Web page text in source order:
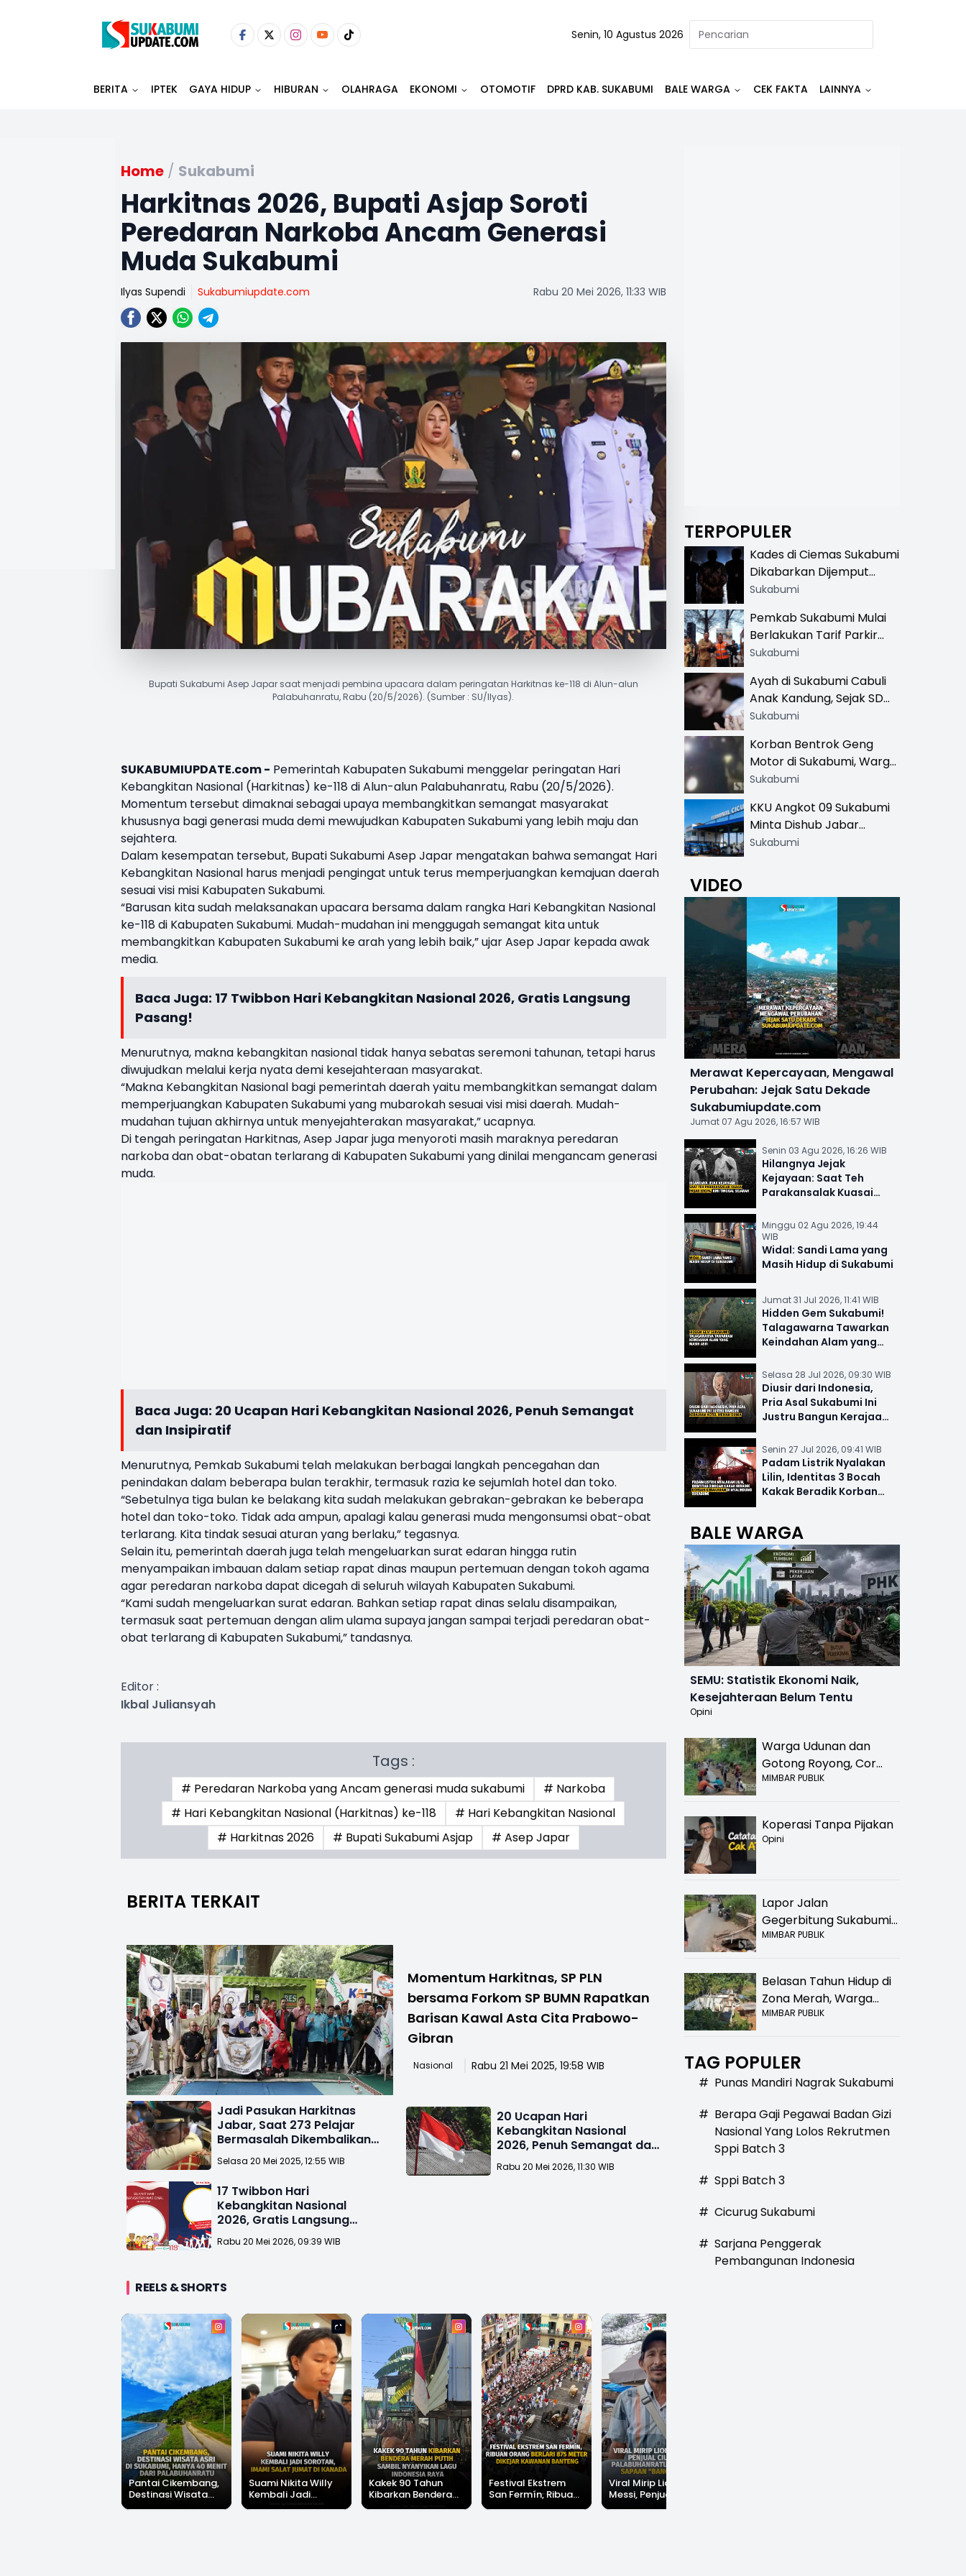
Senin, 10 Agustus 2026
BERITA IPTEK GAYA HIDUP HIBURAN OLAHRAGA EKONOMI OTOMOTIF DPRD KAB. SUKABUMI BALE WARGA CEK FAKTA LAINNYA
Home / Sukabumi
Harkitnas 2026, Bupati Asjap Soroti
Peredaran Narkoba Ancam Generasi
Muda Sukabumi
Ilyas Supendi Sukabumiupdate.com Rabu 20 Mei 2026, 11:33 WIB
Bupati Sukabumi Asep Japar saat menjadi pembina upacara dalam peringatan Harkitnas ke-118 di Alun-alun
Palabuhanratu, Rabu (20/5/2026). (Sumber : SU/Ilyas).
SUKABUMIUPDATE.com - Pemerintah Kabupaten Sukabumi menggelar peringatan Hari
Kebangkitan Nasional (Harkitnas) ke-118 di Alun-alun Palabuhanratu, Rabu (20/5/2026).
Momentum tersebut dimaknai sebagai upaya membangkitkan semangat masyarakat
khususnya bagi generasi muda demi mewujudkan Kabupaten Sukabumi yang lebih maju dan
sejahtera.
Dalam kesempatan tersebut, Bupati SukabumiAsep Japar mengatakan bahwa semangat Hari
Kebangkitan Nasional harus menjadi pengingat untuk terus memperjuangkan kemajuan daerah
sesuai visi misi Kabupaten Sukabumi.
“Barusan kita sudah melaksanakan upacara bersama dalam rangka Hari Kebangkitan Nasional
ke-118 di Kabupaten Sukabumi. Mudah-mudahan ini menggugah semangat kita untuk
membangkitkan Kabupaten Sukabumi ke arah yang lebih baik,” ujar Asep Japar kepada awak
media.
Baca Juga: 17 Twibbon Hari Kebangkitan Nasional 2026, Gratis Langsung
Pasang!
Menurutnya, makna kebangkitan nasional tidak hanya sebatas seremoni tahunan, tetapi harus
diwujudkan melalui kerja nyata demi kesejahteraan masyarakat.
“Makna Kebangkitan Nasional bagi pemerintah daerah yaitu membangkitkan semangat dalam
memperjuangkan Kabupaten Sukabumi yang mubarokah sesuai visi misi daerah. Mudah-
mudahan tujuan akhirnya untuk menyejahterakan masyarakat,” ucapnya.
Di tengah peringatan Harkitnas, Asep Japar juga menyoroti masih maraknya peredaran
narkoba dan obat-obatan terlarang di Kabupaten Sukabumi yang dinilai mengancam generasi
muda.
Baca Juga: 20 Ucapan Hari Kebangkitan Nasional 2026, Penuh Semangat
dan Insipiratif
Menurutnya, Pemkab Sukabumi telah melakukan berbagai langkah pencegahan dan
penindakan dalam beberapa bulan terakhir, termasuk razia ke sejumlah hotel dan toko.
“Sebetulnya tiga bulan ke belakang kita sudah melakukan gebrakan-gebrakan ke beberapa
hotel dan toko-toko. Tidak ada ampun, apalagi kalau generasi muda mengonsumsi obat-obat
terlarang. Kita tindak sesuai aturan yang berlaku,” tegasnya.
Selain itu, pemerintah daerah juga telah mengeluarkan surat edaran hingga rutin
menyampaikan imbauan dalam setiap rapat dinas maupun pertemuan dengan tokoh agama
agar peredaran narkoba dapat dicegah di seluruh wilayah Kabupaten Sukabumi.
“Kami sudah mengeluarkan surat edaran. Bahkan setiap rapat dinas selalu disampaikan,
termasuk saat pertemuan dengan alim ulama supaya jangan sampai terjadi peredaran obat-
obat terlarang di Kabupaten Sukabumi,” tandasnya.
Editor :
Ikbal Juliansyah
Tags :
# Peredaran Narkoba yang Ancam generasi muda sukabumi
# Narkoba
# Hari Kebangkitan Nasional (Harkitnas) ke-118
# Hari Kebangkitan Nasional
# Harkitnas 2026
# Bupati Sukabumi Asjap # Asep Japar
BERITA TERKAIT
Momentum Harkitnas, SP PLN
bersama Forkom SP BUMN Rapatkan
Barisan Kawal Asta Cita Prabowo-
Gibran
Nasional Rabu 21 Mei 2025, 19:58 WIB
Jadi Pasukan Harkitnas
Jabar, Saat 273 Pelajar
Bermasalah Dikembalikan
ke Orang Tua
Selasa 20 Mei 2025, 12:55 WIB
20 Ucapan Hari
Kebangkitan Nasional
2026, Penuh Semangat dan
Insipiratif
Rabu 20 Mei 2026, 11:30 WIB
17 Twibbon Hari
Kebangkitan Nasional
2026, Gratis Langsung
Pasang!
Rabu 20 Mei 2026, 09:39 WIB
REELS & SHORTS
Pantai Cikembang,
Destinasi Wisata
Asri Di Sukabumi,
Suami Nikita Willy
Kembali Jadi
Sorotan, Imami
Kakek 90 Tahun
Kibarkan Bendera
Merah Putih Sambil
Festival Ekstrem
San Fermín, Ribuan
Orang Berlari 875
Viral Mirip Lionel
Messi, Penjual Cilok
di Palabuhanratu Ini
TERPOPULER
Kades di Ciemas Sukabumi
Dikabarkan Dijemput
Satnarkoba, Polisi
Sukabumi
Pemkab Sukabumi Mulai
Berlakukan Tarif Parkir
Resmi di 13 Lokasi Wisata,
Khusus
Sukabumi
Ayah di Sukabumi Cabuli
Anak Kandung, Sejak SD
Hingga SMA
Sukabumi
Korban Bentrok Geng
Motor di Sukabumi, Warga
dan Sopir Tangki
Sukabumi
KKU Angkot 09 Sukabumi
Minta Dishub Jabar
Tertibkan Trayek Ciawi-
Sukabumi
VIDEO
Merawat Kepercayaan, Mengawal
Perubahan: Jejak Satu Dekade
Sukabumiupdate.com
Jumat 07 Agu 2026, 16:57 WIB
Senin 03 Agu 2026, 16:26 WIB
Hilangnya Jejak
Kejayaan: Saat Teh
Parakansalak Kuasai
Sejarah
Minggu 02 Agu 2026, 19:44
WIB
Widal: Sandi Lama yang
Masih Hidup di Sukabumi
Jumat 31 Jul 2026, 11:41 WIB
Hidden Gem Sukabumi!
Talagawarna Tawarkan
Keindahan Alam yang
Selasa 28 Jul 2026, 09:30 WIB
Diusir dari Indonesia,
Pria Asal Sukabumi Ini
Justru Bangun Kerajaan
Senin 27 Jul 2026, 09:41 WIB
Padam Listrik Nyalakan
Lilin, Identitas 3 Bocah
Kakak Beradik Korban
BALE WARGA
SEMU: Statistik Ekonomi Naik,
Kesejahteraan Belum Tentu
Opini
Warga Udunan dan
Gotong Royong, Cor
Jalan Hancur di
MIMBAR PUBLIK
Koperasi Tanpa Pijakan
Opini
Lapor Jalan
Gegerbitung Sukabumi
Bolong! Bahaya Bagi
MIMBAR PUBLIK
Belasan Tahun Hidup di
Zona Merah, Warga
Kampung Nangewer
Relokasi
MIMBAR PUBLIK
TAG POPULER
# Punas Mandiri Nagrak Sukabumi
# Berapa Gaji Pegawai Badan Gizi
Nasional Yang Lolos Rekrutmen
Sppi Batch 3
# Sppi Batch 3
# Cicurug Sukabumi
# Sarjana Penggerak
Pembangunan Indonesia